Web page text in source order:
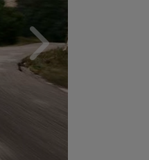
Próximo